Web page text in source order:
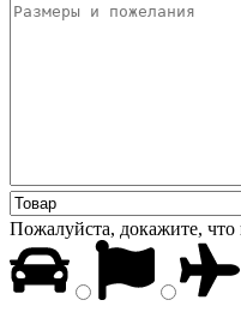
Пожалуйста, докажите,